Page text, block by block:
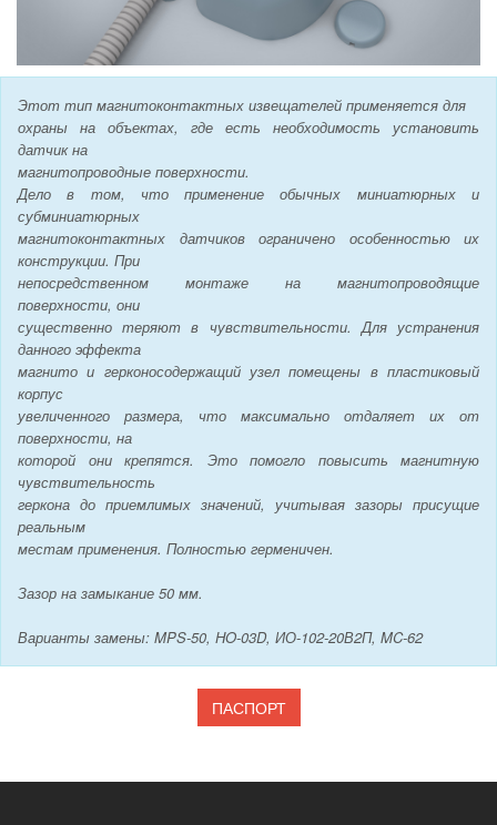
Этот тип магнитоконтактных извещателей применяется для
охраны на объектах, где есть необходимость установить
датчик на
магнитопроводные поверхности.
Дело в том, что применение обычных миниатюрных и
субминиатюрных
магнитоконтактных датчиков ограничено особенностью их
конструкции. При
непосредственном монтаже на магнитопроводящие
поверхности, они
существенно теряют в чувствительности. Для устранения
данного эффекта
магнито и герконосодержащий узел помещены в пластиковый
корпус
увеличенного размера, что максимально отдаляет их от
поверхности, на
которой они крепятся. Это помогло повысить магнитную
чувствительность
геркона до приемлимых значений, учитывая зазоры присущие
реальным
местам применения. Полностью герменичен.
Зазор на замыкание 50 мм.
Варианты замены: MPS-50, HO-03D, ИО-102-20В2П, MC-62
ПАСПОРТ